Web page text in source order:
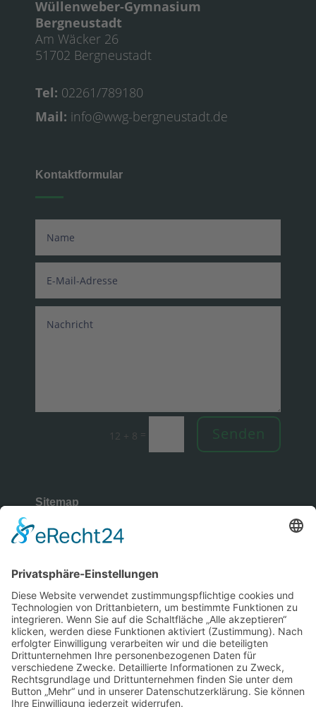
Wüllenweber-Gymnasium
Bergneustadt
Am Wäcker 26
51702 Bergneustadt
Tel: 02261/789180
Mail: info@wwg-bergneustadt.de
Kontaktformular
12 + 8 = Senden
Sitemap
Rechtliches